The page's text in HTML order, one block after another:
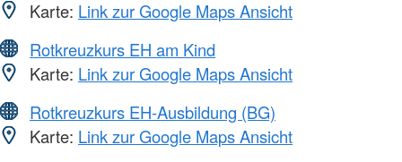
Karte: Link zur Google Maps Ansicht
Rotkreuzkurs EH am Kind
Karte: Link zur Google Maps Ansicht
Rotkreuzkurs EH-Ausbildung (BG)
Karte: Link zur Google Maps Ansicht